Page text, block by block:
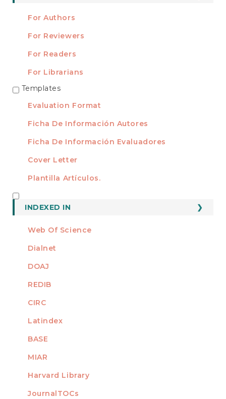
For Authors
For Reviewers
For Readers
For Librarians
TEMPLATES
Templates
Evaluation Format
Ficha De Información Autores
Ficha De Información Evaluadores
Cover Letter
Plantilla Artículos.
INDEXED IN
Web Of Science
Dialnet
DOAJ
REDIB
CIRC
Latindex
BASE
MIAR
Harvard Library
JournalTOCs